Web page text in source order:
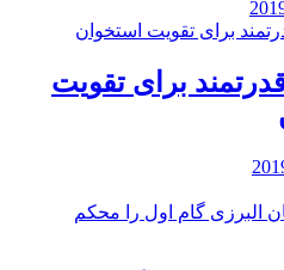
قدرتمند برای تقویت